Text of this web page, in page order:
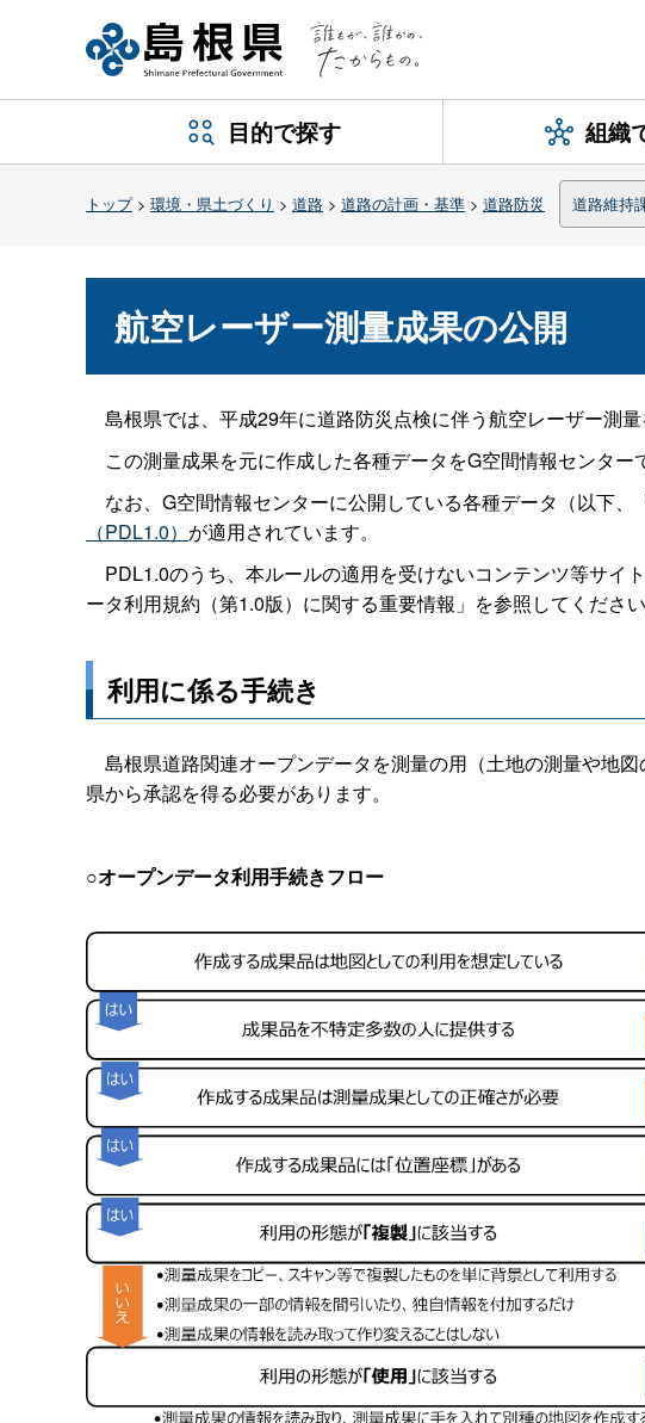
目的で探す 組織
トップ> 環境・県土づくり > 道路 > 道路の計画・基準 > 道路防災 道路維持
航空レーザー測量成果の公開
島根県では、平成29年に道路防災点検に伴う航空レーザー測量
この測量成果を元に作成した各種データをG空間情報センター
なお、G空間情報センターに公開している各種データ（以下
（PDL1.0） が適用されています。
PDL1.0のうち、本ルールの適用を受けないコンテンツ等サイ
ータ利用規約（第1.0版）に関する重要情報」を参照してください
利用に係る手続き
島根県道路関連オープンデータを測量の用（土地の測量や地
県から承認を得る必要があります。
○オープンデータ利用手続きフロー